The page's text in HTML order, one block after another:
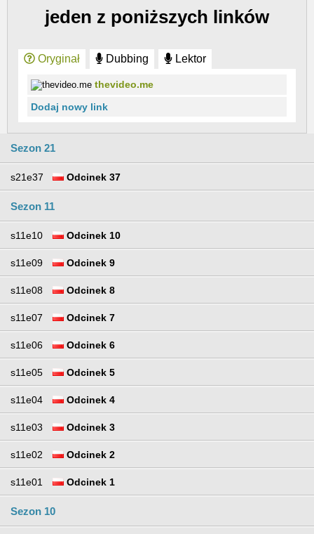
jeden z poniższych linków
Oryginał Dubbing Lektor
thevideo.me
Dodaj nowy link
Sezon 21
s21e37 Odcinek 37
Sezon 11
s11e10 Odcinek 10
s11e09 Odcinek 9
s11e08 Odcinek 8
s11e07 Odcinek 7
s11e06 Odcinek 6
s11e05 Odcinek 5
s11e04 Odcinek 4
s11e03 Odcinek 3
s11e02 Odcinek 2
s11e01 Odcinek 1
Sezon 10